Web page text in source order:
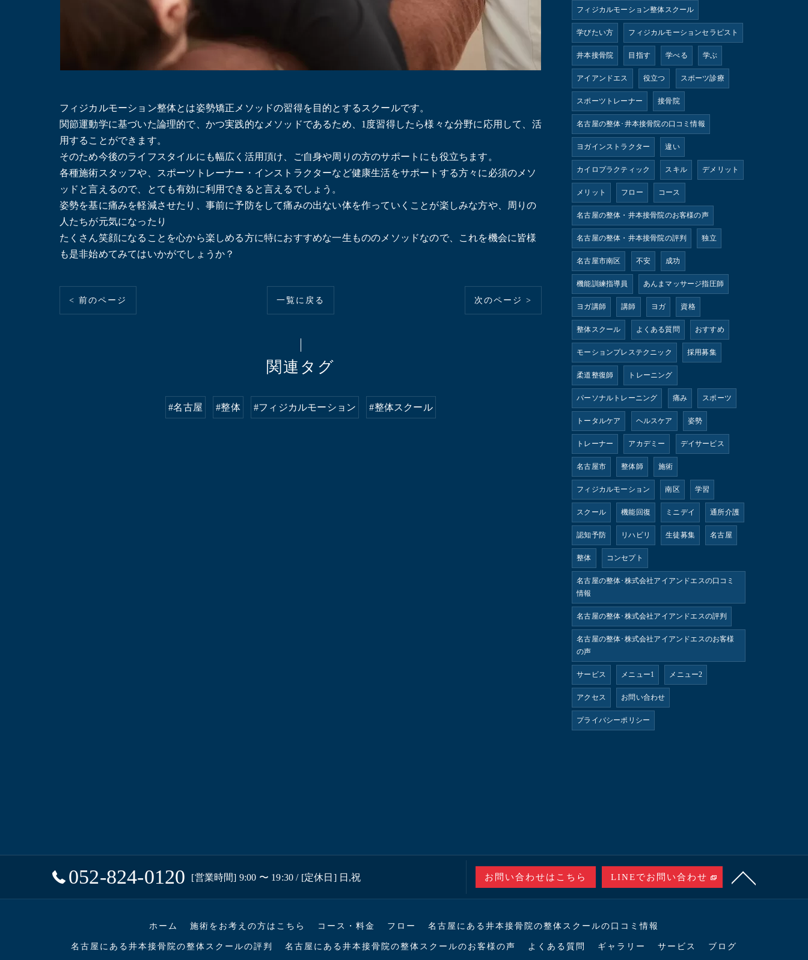
フィジカルモーション整体とは姿勢矯正メソッドの習得を目的とするスクールです。
関節運動学に基づいた論理的で、かつ実践的なメソッドであるため、1度習得したら様々な分野に応用して、活
用することができます。
そのため今後のライフスタイルにも幅広く活用頂け、ご自身や周りの方のサポートにも役立ちます。
各種施術スタッフや、スポーツトレーナー・インストラクターなど健康生活をサポートする方々に必須のメソ
ッドと言えるので、とても有効に利用できると言えるでしょう。
姿勢を基に痛みを軽減させたり、事前に予防をして痛みの出ない体を作っていくことが楽しみな方や、周りの
人たちが元気になったり
たくさん笑顔になることを心から楽しめる方に特におすすめな一生もののメソッドなので、これを機会に皆様
も是非始めてみてはいかがでしょうか？
< 前のページ 一覧に戻る 次のページ >
関連タグ
#名古屋 #整体 #フィジカルモーション #整体スクール
フィジカルモーション整体スクール
学びたい方 フィジカルモーションセラピスト
井本接骨院 目指す 学べる 学ぶ
アイアンドエス 役立つ スポーツ診療
スポーツトレーナー 接骨院
名古屋の整体･井本接骨院の口コミ情報
ヨガインストラクター 違い
カイロプラクティック スキル デメリット
メリット フロー コース
名古屋の整体・井本接骨院のお客様の声
名古屋の整体・井本接骨院の評判 独立
名古屋市南区 不安 成功
機能訓練指導員 あんまマッサージ指圧師
ヨガ講師 講師 ヨガ 資格
整体スクール よくある質問 おすすめ
モーションプレステクニック 採用募集
柔道整復師 トレーニング
パーソナルトレーニング 痛み スポーツ
トータルケア ヘルスケア 姿勢
トレーナー アカデミー デイサービス
名古屋市 整体師 施術
フィジカルモーション 南区 学習
スクール 機能回復 ミニデイ 通所介護
認知予防 リハビリ 生徒募集 名古屋
整体 コンセプト
名古屋の整体･株式会社アイアンドエスの口コミ
情報
名古屋の整体･株式会社アイアンドエスの評判
名古屋の整体･株式会社アイアンドエスのお客様
の声
サービス メニュー1 メニュー2
アクセス お問い合わせ
プライバシーポリシー
052-824-0120 [営業時間] 9:00 〜 19:30 / [定休日] 日,祝 お問い合わせはこちら LINEでお問い合わせ
ホーム 施術をお考えの方はこちら コース・料金 フロー 名古屋にある井本接骨院の整体スクールの口コミ情報
名古屋にある井本接骨院の整体スクールの評判 名古屋にある井本接骨院の整体スクールのお客様の声 よくある質問 ギャラリー サービス ブログ